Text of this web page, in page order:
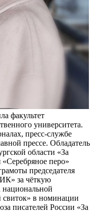
факультет
университета.
пресс-службе
прессе. Обладатель
области «За
«Серебряное перо»
председателя
за чёткую
национальной
свиток» в номинации
писателей России «За